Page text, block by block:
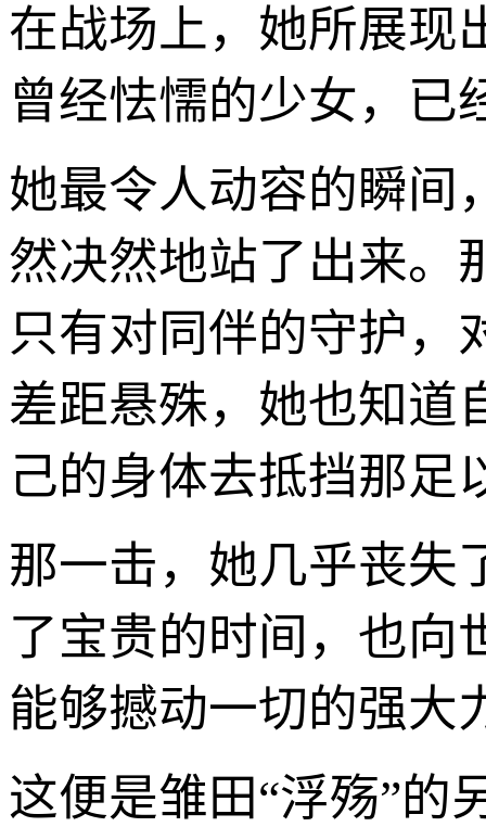
在战场上，她所展现
曾经怯懦的少女，已
她最令人动容的瞬间
然决然地站了出来。
只有对同伴的守护，
差距悬殊，她也知道
己的身体去抵挡那足
那一击，她几乎丧失
了宝贵的时间，也向
能够撼动一切的强大
这便是雏田“浮殇”